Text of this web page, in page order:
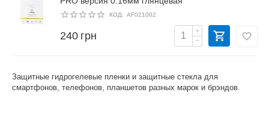
Защитные гидрогелевые пленки и защитные стекла для
смартфонов, телефонов, планшетов разных марок и брэндов.
КОД: AF021002
240 грн
+
−